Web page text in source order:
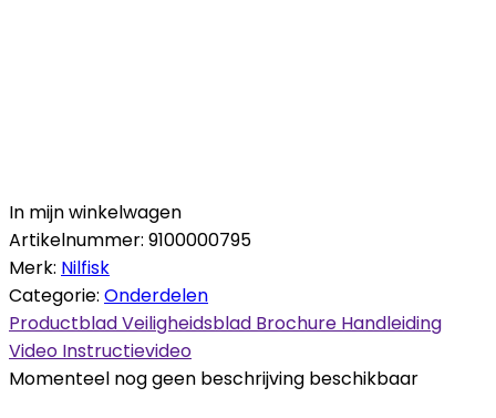
In mijn winkelwagen
Artikelnummer: 9100000795
Merk: Nilfisk
Categorie: Onderdelen
ProductbladVeiligheidsblad Brochure Handleiding
Video Instructievideo
Momenteel nog geen beschrijving beschikbaar